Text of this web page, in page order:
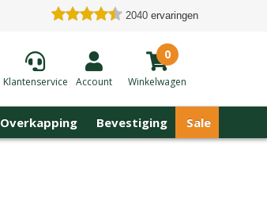
2040 ervaringen
Klantenservice Account
0
Winkelwagen
Overkapping Bevestiging Sale